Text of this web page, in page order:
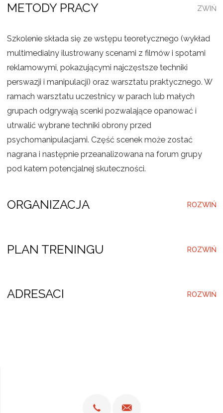
METODY PRACY
Szkolenie składa się ze wstępu teoretycznego (wykład
multimedialny ilustrowany scenami z filmów i spotami
reklamowymi, pokazującymi najczęstsze techniki
perswazji i manipulacji) oraz warsztatu praktycznego. W
ramach warsztatu uczestnicy w parach lub małych
grupach odgrywają scenki pozwalające opanować i
utrwalić wybrane techniki obrony przed
psychomanipulacjami. Część scenek może zostać
nagrana i następnie przeanalizowana na forum grupy
pod katem potencjalnej skuteczności.
ORGANIZACJA
PLAN TRENINGU
ADRESACI